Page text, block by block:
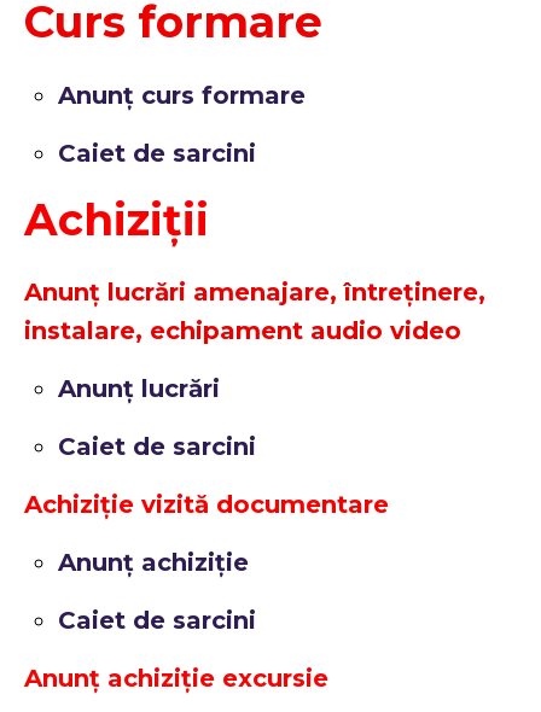
Curs formare
Anunț curs formare
Caiet de sarcini
Achiziții
Anunț lucrări amenajare, întreținere,
instalare, echipament audio video
Anunț lucrări
Caiet de sarcini
Achiziție vizită documentare
Anunț achiziție
Caiet de sarcini
Anunț achiziție excursie